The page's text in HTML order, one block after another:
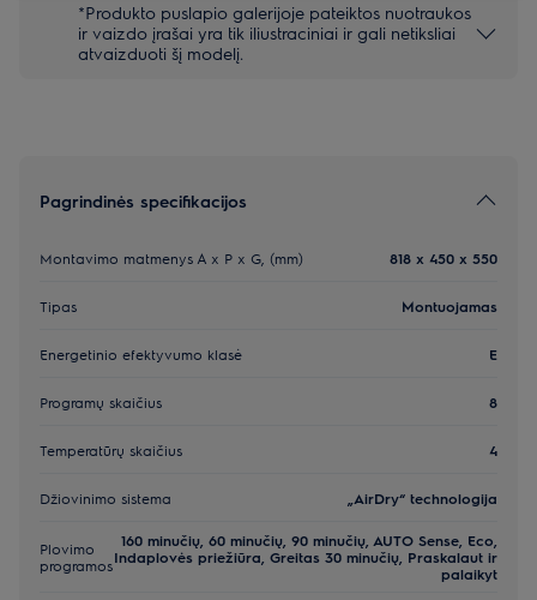
*Produkto puslapio galerijoje pateiktos nuotraukos
ir vaizdo įrašai yra tik iliustraciniai ir gali netiksliai
atvaizduoti šį modelį.
Pagrindinės specifikacijos
Montavimo matmenys A x P x G, (mm) 818 x 450 x 550
Tipas Montuojamas
Energetinio efektyvumo klasė E
Programų skaičius 8
Temperatūrų skaičius 4
Džiovinimo sistema „AirDry“ technologija
Plovimo
programos
160 minučių, 60 minučių, 90 minučių, AUTO Sense, Eco,
Indaplovės priežiūra, Greitas 30 minučių, Praskalaut ir
palaikyt